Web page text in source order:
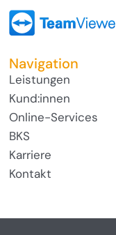
Navigation
Leistungen
Kund:innen
Online-Services
BKS
Karriere
Kontakt